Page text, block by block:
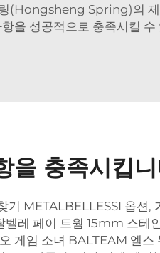
링(Hongsheng Spring)의
을 성공적으로 충족시킬 수
을 충족시킵
기 METALBELLESSI 옵션,
벨레 페이 트웜 15mm 스테
게임 소녀 BALTEAM 엘스